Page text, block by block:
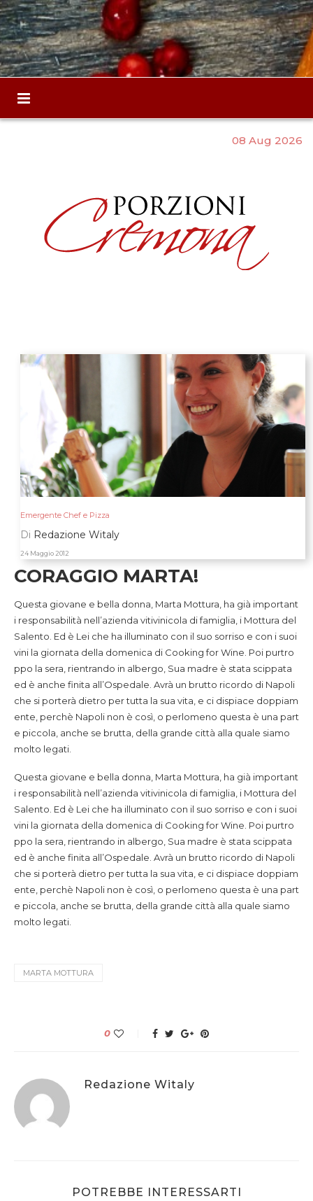
08 Aug 2026
Emergente Chef e Pizza
Di Redazione Witaly
24 Maggio 2012
CORAGGIO MARTA!
Questa giovane e bella donna, Marta Mottura, ha già important
i responsabilità nell’azienda vitivinicola di famiglia, i Mottura del
Salento. Ed è Lei che ha illuminato con il suo sorriso e con i suoi
vini la giornata della domenica di Cooking for Wine. Poi purtro
ppo la sera, rientrando in albergo, Sua madre è stata scippata
ed è anche finita all’Ospedale. Avrà un brutto ricordo di Napoli
che si porterà dietro per tutta la sua vita, e ci dispiace doppiam
ente, perchè Napoli non è così, o perlomeno questa è una part
e piccola, anche se brutta, della grande città alla quale siamo
molto legati.
Questa giovane e bella donna, Marta Mottura, ha già important
i responsabilità nell’azienda vitivinicola di famiglia, i Mottura del
Salento. Ed è Lei che ha illuminato con il suo sorriso e con i suoi
vini la giornata della domenica di Cooking for Wine. Poi purtro
ppo la sera, rientrando in albergo, Sua madre è stata scippata
ed è anche finita all’Ospedale. Avrà un brutto ricordo di Napoli
che si porterà dietro per tutta la sua vita, e ci dispiace doppiam
ente, perchè Napoli non è così, o perlomeno questa è una part
e piccola, anche se brutta, della grande città alla quale siamo
molto legati.
MARTA MOTTURA
0
Redazione Witaly
POTREBBE INTERESSARTI